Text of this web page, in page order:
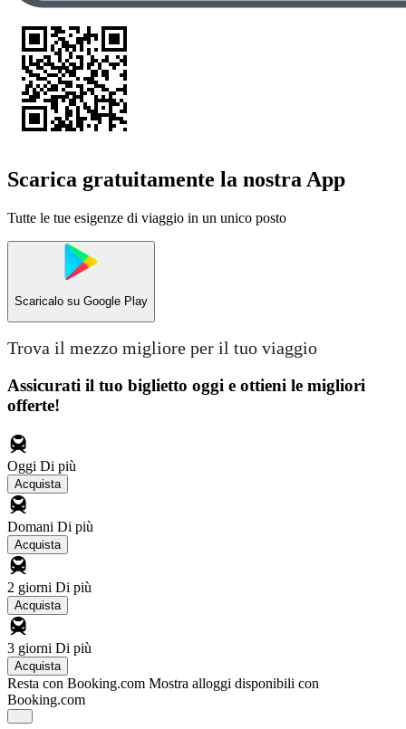
Scarica gratuitamente la nostra App
Tutte le tue esigenze di viaggio in un unico posto
Scaricalo su Google Play
Trova il mezzo migliore per il tuo viaggio
Assicurati il ​​tuo biglietto oggi e ottieni le migliori
offerte!
Oggi Di più
Acquista
Domani Di più
Acquista
2 giorni Di più
Acquista
3 giorni Di più
Acquista
Resta con Booking.com Mostra alloggi disponibili con
Booking.com